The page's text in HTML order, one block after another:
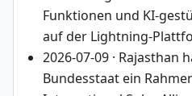
Funktionen und KI-
auf der Lightning-
2026-07-09 · Rajasthan
Bundesstaat ein